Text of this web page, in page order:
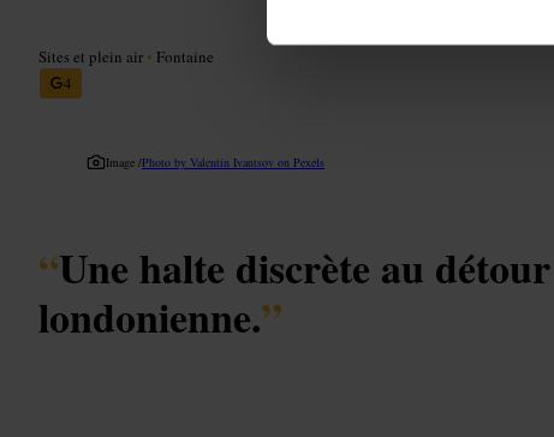
Sites et plein air • Fontaine
4
Image /Photo by Valentin Ivantsov on Pexels
“Une halte discrète au
londonienne.”